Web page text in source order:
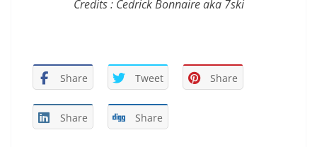
Credits : Cedrick Bonnaire aka 7ski
Share Tweet Share
Share Share